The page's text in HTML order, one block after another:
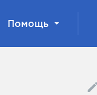
Помощь